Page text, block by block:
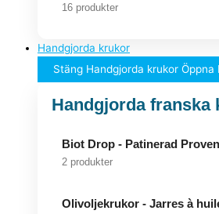
16 produkter
Handgjorda krukor
Stäng Handgjorda krukor Öppna
Handgjorda franska
Biot Drop - Patinerad
2 produkter
Olivoljekrukor - Jarres à